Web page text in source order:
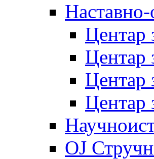
Центар
Центар
Центар
Центар
OJ